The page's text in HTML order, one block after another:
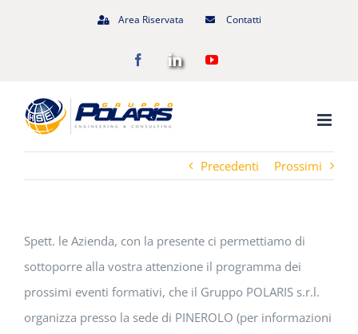
Area Riservata Contatti
FacebookLinkedInYouTube
Precedenti Prossimi
Spett. le Azienda, con la presente ci permettiamo di
sottoporre alla vostra attenzione il programma dei
prossimi eventi formativi, che il Gruppo POLARIS s.r.l.
organizza presso la sede di PINEROLO (per informazioni